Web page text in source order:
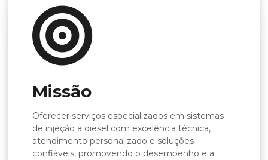
Missão
Oferecer serviços especializados em sistemas
de injeção a diesel com excelência técnica,
atendimento personalizado e soluções
confiáveis, promovendo o desempenho e a